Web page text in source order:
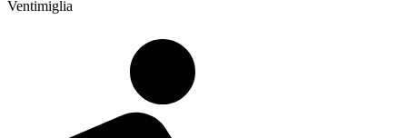
Ventimiglia